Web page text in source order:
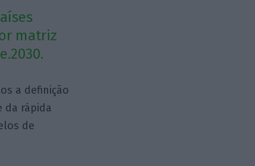
matriz
a definição
da rápida
de